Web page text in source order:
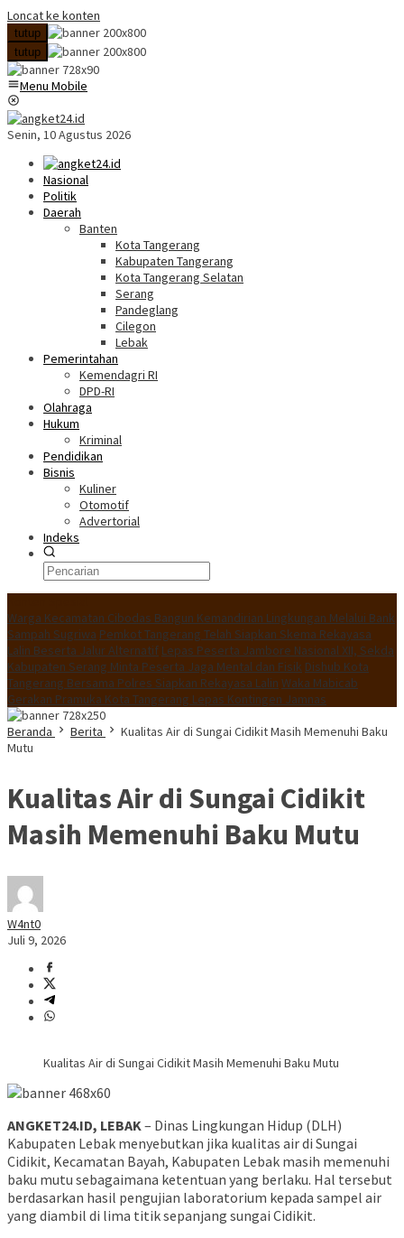
Loncat ke konten
tutup
tutup
Menu Mobile
Senin, 10 Agustus 2026
Nasional
Politik
Daerah
Banten
Kota Tangerang
Kabupaten Tangerang
Kota Tangerang Selatan
Serang
Pandeglang
Cilegon
Lebak
Pemerintahan
Kemendagri RI
DPD-RI
Olahraga
Hukum
Kriminal
Pendidikan
Bisnis
Kuliner
Otomotif
Advertorial
Indeks
Warga Kecamatan Cibodas Bangun Kemandirian Lingkungan Melalui Bank
Sampah Sugriwa Pemkot Tangerang Telah Siapkan Skema Rekayasa
Lalin Beserta Jalur Alternatif Lepas Peserta Jambore Nasional XII, Sekda
Kabupaten Serang Minta Peserta Jaga Mental dan Fisik Dishub Kota
Tangerang Bersama Polres Siapkan Rekayasa Lalin Waka Mabicab
Gerakan Pramuka Kota Tangerang Lepas Kontingen Jamnas
Beranda
Berita
Kualitas Air di Sungai Cidikit Masih Memenuhi Baku
Mutu
Kualitas Air di Sungai Cidikit
Masih Memenuhi Baku Mutu
W4nt0
Juli 9, 2026
Kualitas Air di Sungai Cidikit Masih Memenuhi Baku Mutu
ANGKET24.ID, LEBAK– Dinas Lingkungan Hidup (DLH)
Kabupaten Lebak menyebutkan jika kualitas air di Sungai
Cidikit, Kecamatan Bayah, Kabupaten Lebak masih memenuhi
baku mutu sebagaimana ketentuan yang berlaku. Hal tersebut
berdasarkan hasil pengujian laboratorium kepada sampel air
yang diambil di lima titik sepanjang sungai Cidikit.